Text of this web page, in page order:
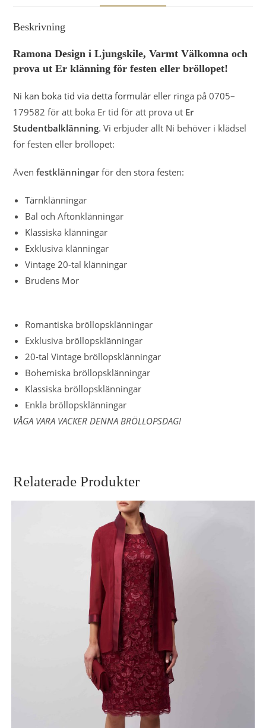
Beskrivning
Ramona Design i Ljungskile, Varmt Välkomna och
prova ut Er klänning för festen eller bröllopet!
Ni kan boka tid via detta formulär eller ringa på 0705–
179582 för att boka Er tid för att prova ut Er
Studentbalklänning. Vi erbjuder allt Ni behöver i klädsel
för festen eller bröllopet:
Ävenfestklänningarför den stora festen:
Tärnklänningar
Bal och Aftonklänningar
Klassiska klänningar
Exklusiva klänningar
Vintage 20-tal klänningar
Brudens Mor
Romantiska bröllopsklänningar
Exklusiva bröllopsklänningar
20-tal Vintage bröllopsklänningar
Bohemiska bröllopsklänningar
Klassiska bröllopsklänningar
Enkla bröllopsklänningar
VÅGA VARA VACKER DENNA BRÖLLOPSDAG!
Relaterade Produkter